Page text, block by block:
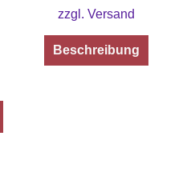
zzgl. Versand
Beschreibung